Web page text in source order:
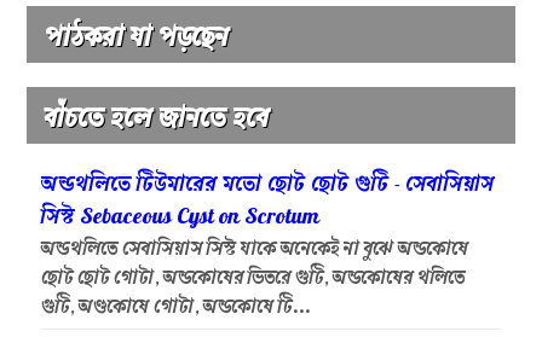
পাঠকরা যা পড়ছেন
বাঁচতে হলে জানতে হবে
অন্ডথলিতে টিউমারের মতো ছোট ছোট গুটি - সেবাসিয়াস
সিস্ট Sebaceous Cyst on Scrotum
অন্ডথলিতে সেবাসিয়াস সিস্ট যাকে অনেকেই না বুঝে অন্ডকোষে
ছোট ছোট গোটা, অন্ডকোষের ভিতরে গুটি, অন্ডকোষের থলিতে
গুটি, অণ্ডকোষে গোটা, অন্ডকোষে টি...